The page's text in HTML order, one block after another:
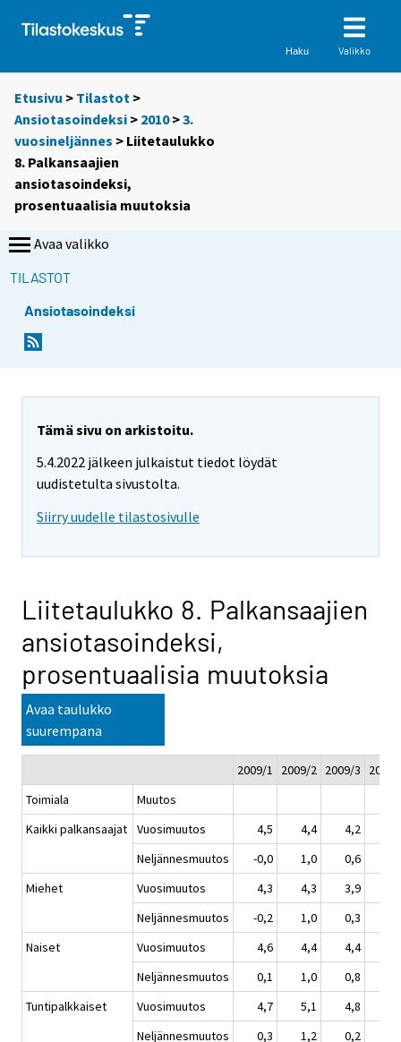
Haku Valikko
Etusivu > Tilastot >
Ansiotasoindeksi > 2010>3.
vuosineljännes > Liitetaulukko
8. Palkansaajien
ansiotasoindeksi,
prosentuaalisia muutoksia
Avaa valikko
TILASTOT
Ansiotasoindeksi
Tämä sivu on arkistoitu.
5.4.2022 jälkeen julkaistut tiedot löydät
uudistetulta sivustolta.
Siirry uudelle tilastosivulle
Liitetaulukko 8. Palkansaajien
ansiotasoindeksi,
prosentuaalisia muutoksia
Avaa taulukko
suurempana
2009/1 2009/2 2009/3
2009/
Toimiala
Muutos
Kaikki palkansaajat
Vuosimuutos 4,5 4,4 4,2
Neljännesmuutos
-0,0 1,0 0,6
Miehet
Vuosimuutos 4,3 4,3 3,9
Neljännesmuutos
-0,2 1,0 0,3
Naiset
Vuosimuutos 4,6 4,4 4,4
Neljännesmuutos
0,1 1,0 0,8
Tuntipalkkaiset
Vuosimuutos 4,7 5,1 4,8
Neljännesmuutos
0,3 1,2 0,2